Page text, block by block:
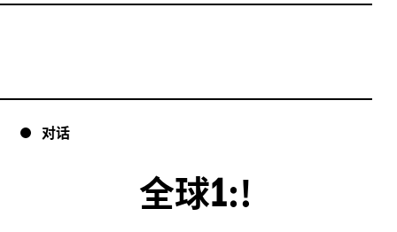
对话
全球1:!